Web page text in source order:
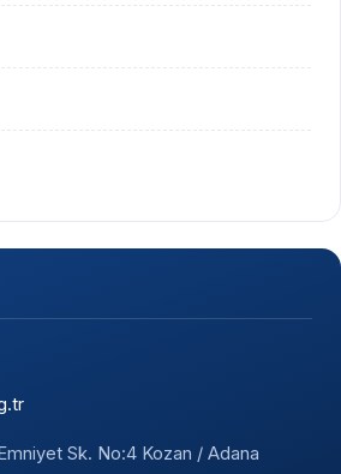
Sk. No:4 Kozan / Adana